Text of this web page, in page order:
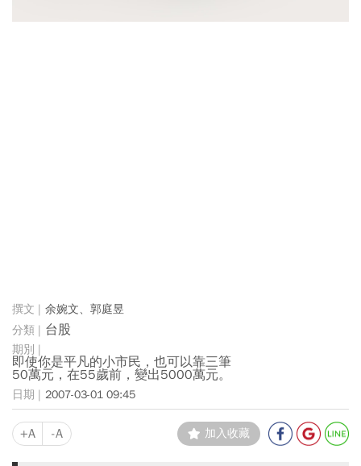
余婉文、郭庭昱
台股
即使你是平凡的小市民，也可以靠三筆
50萬元，在55歲前，變出5000萬元。
2007-03-01 09:45
+A -A 加入收藏